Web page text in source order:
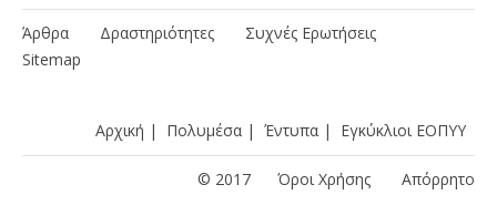
Άρθρα Δραστηριότητες
Συχνές Ερωτήσεις
Sitemap
Αρχική | Πολυμέσα | Έντυπα | Εγκύκλιοι ΕΟΠΥΥ
© 2017 Όροι Χρήσης Απόρρητο